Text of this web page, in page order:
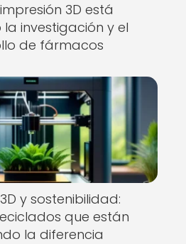
3D está
investigación y el
de fármacos
y sostenibilidad:
que están
la diferencia